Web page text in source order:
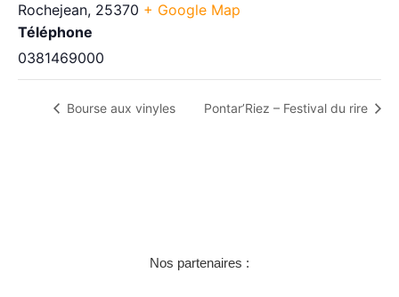
Rochejean, 25370 + Google Map
Téléphone
0381469000
Bourse aux vinyles Pontar’Riez – Festival du rire
Nos partenaires :